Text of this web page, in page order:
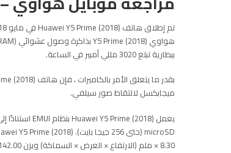
ببطارية تبلغ 3020 مللي أمبير في الساعة.
ميجابكسل لالتقاط صور سيلفي.
× 8.30 ملم (الارتفاع × العرض × السماكة) ويزن 142.00 جرامًا. تم إطلاقه بألوان الأسود والأزرق والذهبي.